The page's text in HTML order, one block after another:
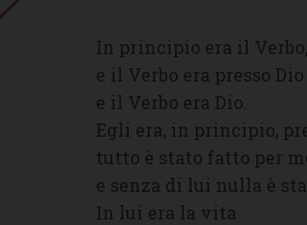
In principio era il Verbo,
e il Verbo era presso Dio
e il Verbo era Dio.
Egli era, in principio,
tutto è stato fatto per
e senza di lui nulla è
In lui era la vita